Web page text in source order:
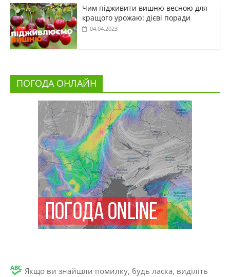
Чим підживити вишню весною для
кращого урожаю: дієві поради
04.04.2023
ПОГОДА ОНЛАЙН
Якщо ви знайшли помилку, будь ласка, виділіть